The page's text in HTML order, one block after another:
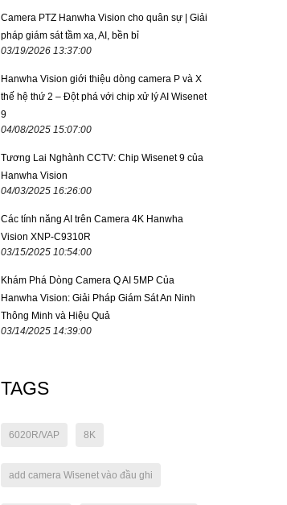
Camera PTZ Hanwha Vision cho quân sự | Giải
pháp giám sát tầm xa, AI, bền bỉ
03/19/2026 13:37:00
Hanwha Vision giới thiệu dòng camera P và X
thế hệ thứ 2 – Đột phá với chip xử lý AI Wisenet
9
04/08/2025 15:07:00
Tương Lai Nghành CCTV: Chip Wisenet 9 của
Hanwha Vision
04/03/2025 16:26:00
Các tính năng AI trên Camera 4K Hanwha
Vision XNP-C9310R
03/15/2025 10:54:00
Khám Phá Dòng Camera Q AI 5MP Của
Hanwha Vision: Giải Pháp Giám Sát An Ninh
Thông Minh và Hiệu Quả
03/14/2025 14:39:00
TAGS
6020R/VAP 8K
add camera Wisenet vào đầu ghi